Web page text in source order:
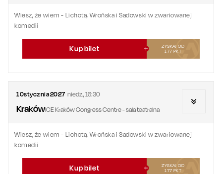
Wiesz, że wiem - Lichota, Wrońska i Sadowski w zwariowanej
komedii
Kup bilet
ZYSKAJ OD
177 PKT
10stycznia2027 niedz.,16:30
KrakówICE Kraków Congress Centre - sala teatralna
Wiesz, że wiem - Lichota, Wrońska i Sadowski w zwariowanej
komedii
Kup bilet
ZYSKAJ OD
177 PKT